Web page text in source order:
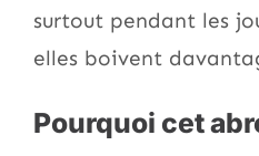
surtout pendant les
elles boivent
Pourquoi cet